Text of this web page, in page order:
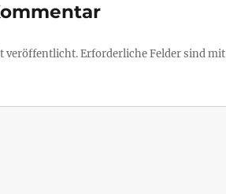
veröffentlicht.Erforderliche Felder sind mit